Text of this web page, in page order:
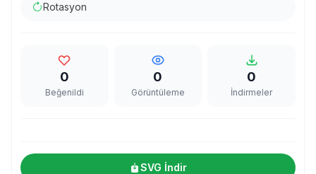
Rotasyon
0
Beğenildi
0
Görüntüleme
0
İndirmeler
SVG İndir